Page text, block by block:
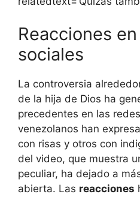
Reacciones
sociales
La controversia
de la hija de Dios ha
precedentes en las
venezolanos han
con risas y otros con
del video, que muestra
peculiar, ha dejado a
abierta. Las reacciones